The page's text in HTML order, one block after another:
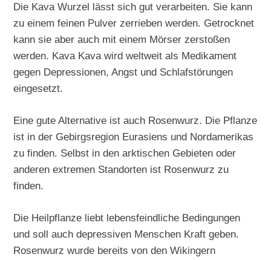
Die Kava Wurzel lässt sich gut verarbeiten. Sie kann
zu einem feinen Pulver zerrieben werden. Getrocknet
kann sie aber auch mit einem Mörser zerstoßen
werden. Kava Kava wird weltweit als Medikament
gegen Depressionen, Angst und Schlafstörungen
eingesetzt.
Eine gute Alternative ist auch Rosenwurz. Die Pflanze
ist in der Gebirgsregion Eurasiens und Nordamerikas
zu finden. Selbst in den arktischen Gebieten oder
anderen extremen Standorten ist Rosenwurz zu
finden.
Die Heilpflanze liebt lebensfeindliche Bedingungen
und soll auch depressiven Menschen Kraft geben.
Rosenwurz wurde bereits von den Wikingern